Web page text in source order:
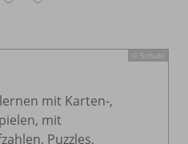
© Schubi
mit Karten-,
mit
Puzzles,